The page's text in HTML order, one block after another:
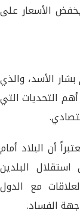
الأسعار على
الأسد، والذي
أهم التحديات التي
أن البلاد أمام
البلدين
مع الدول
الفساد.